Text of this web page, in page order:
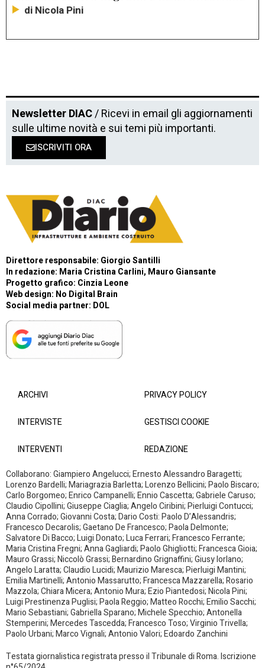
di Nicola Pini
Newsletter DIAC/ Ricevi in email gli aggiornamenti
sulle ultime novità e sui temi più importanti.
ISCRIVITI ORA
Direttore responsabile: Giorgio Santilli
In redazione: Maria Cristina Carlini, Mauro Giansante
Progetto grafico: Cinzia Leone
Web design: No Digital Brain
Social media partner: DOL
ARCHIVI
INTERVISTE
INTERVENTI
PRIVACY POLICY
GESTISCI COOKIE
REDAZIONE
Collaborano: Giampiero Angelucci; Ernesto Alessandro Baragetti;
Lorenzo Bardelli; Mariagrazia Barletta; Lorenzo Bellicini; Paolo Biscaro;
Carlo Borgomeo; Enrico Campanelli; Ennio Cascetta; Gabriele Caruso;
Claudio Cipollini; Giuseppe Ciaglia; Angelo Ciribini; Pierluigi Contucci;
Anna Corrado; Giovanni Costa; Dario Costi: Paolo D’Alessandris;
Francesco Decarolis; Gaetano De Francesco; Paola Delmonte;
Salvatore Di Bacco; Luigi Donato; Luca Ferrari; Francesco Ferrante;
Maria Cristina Fregni; Anna Gagliardi; Paolo Ghigliotti; Francesca Gioia;
Mauro Grassi; Niccolò Grassi; Bernardino Grignaffini; Giusy Iorlano;
Angelo Laratta; Claudio Lucidi; Maurizio Maresca; Pierluigi Mantini;
Emilia Martinelli; Antonio Massarutto; Francesca Mazzarella; Rosario
Mazzola; Chiara Micera; Antonio Mura; Ezio Piantedosi; Nicola Pini;
Luigi Prestinenza Puglisi; Paola Reggio; Matteo Rocchi; Emilio Sacchi;
Mario Sebastiani; Gabriella Sparano; Michele Specchio; Antonella
Stemperini; Mercedes Tascedda; Francesco Toso; Virginio Trivella;
Paolo Urbani; Marco Vignali; Antonio Valori; Edoardo Zanchini
Testata giornalistica registrata presso il Tribunale di Roma. Iscrizione